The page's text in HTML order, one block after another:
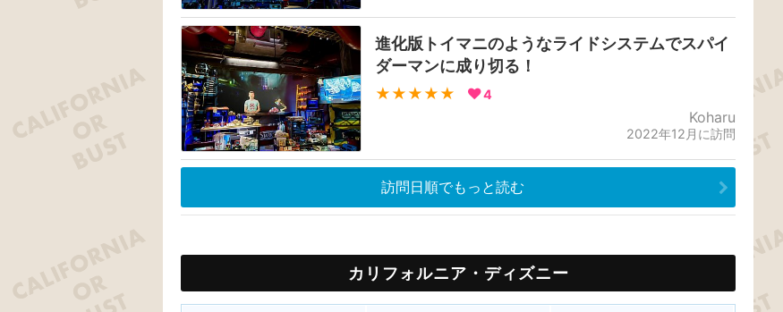
進化版トイマニのようなライドシステムでスパイ
ダーマンに成り切る！
★★★★★ 4
Koharu
2022年12月に訪問
訪問日順でもっと読む
カリフォルニア・ディズニー